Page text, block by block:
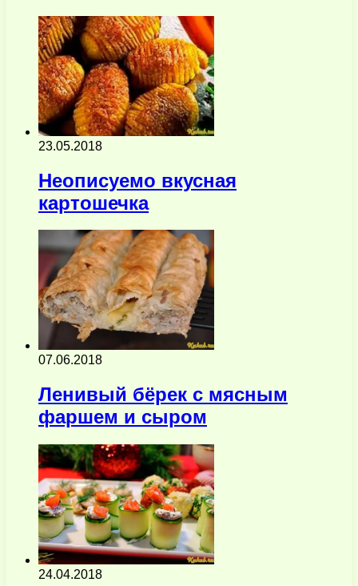
23.05.2018
Неописуемо вкусная
картошечка
07.06.2018
Ленивый бёрек с мясным
фаршем и сыром
24.04.2018